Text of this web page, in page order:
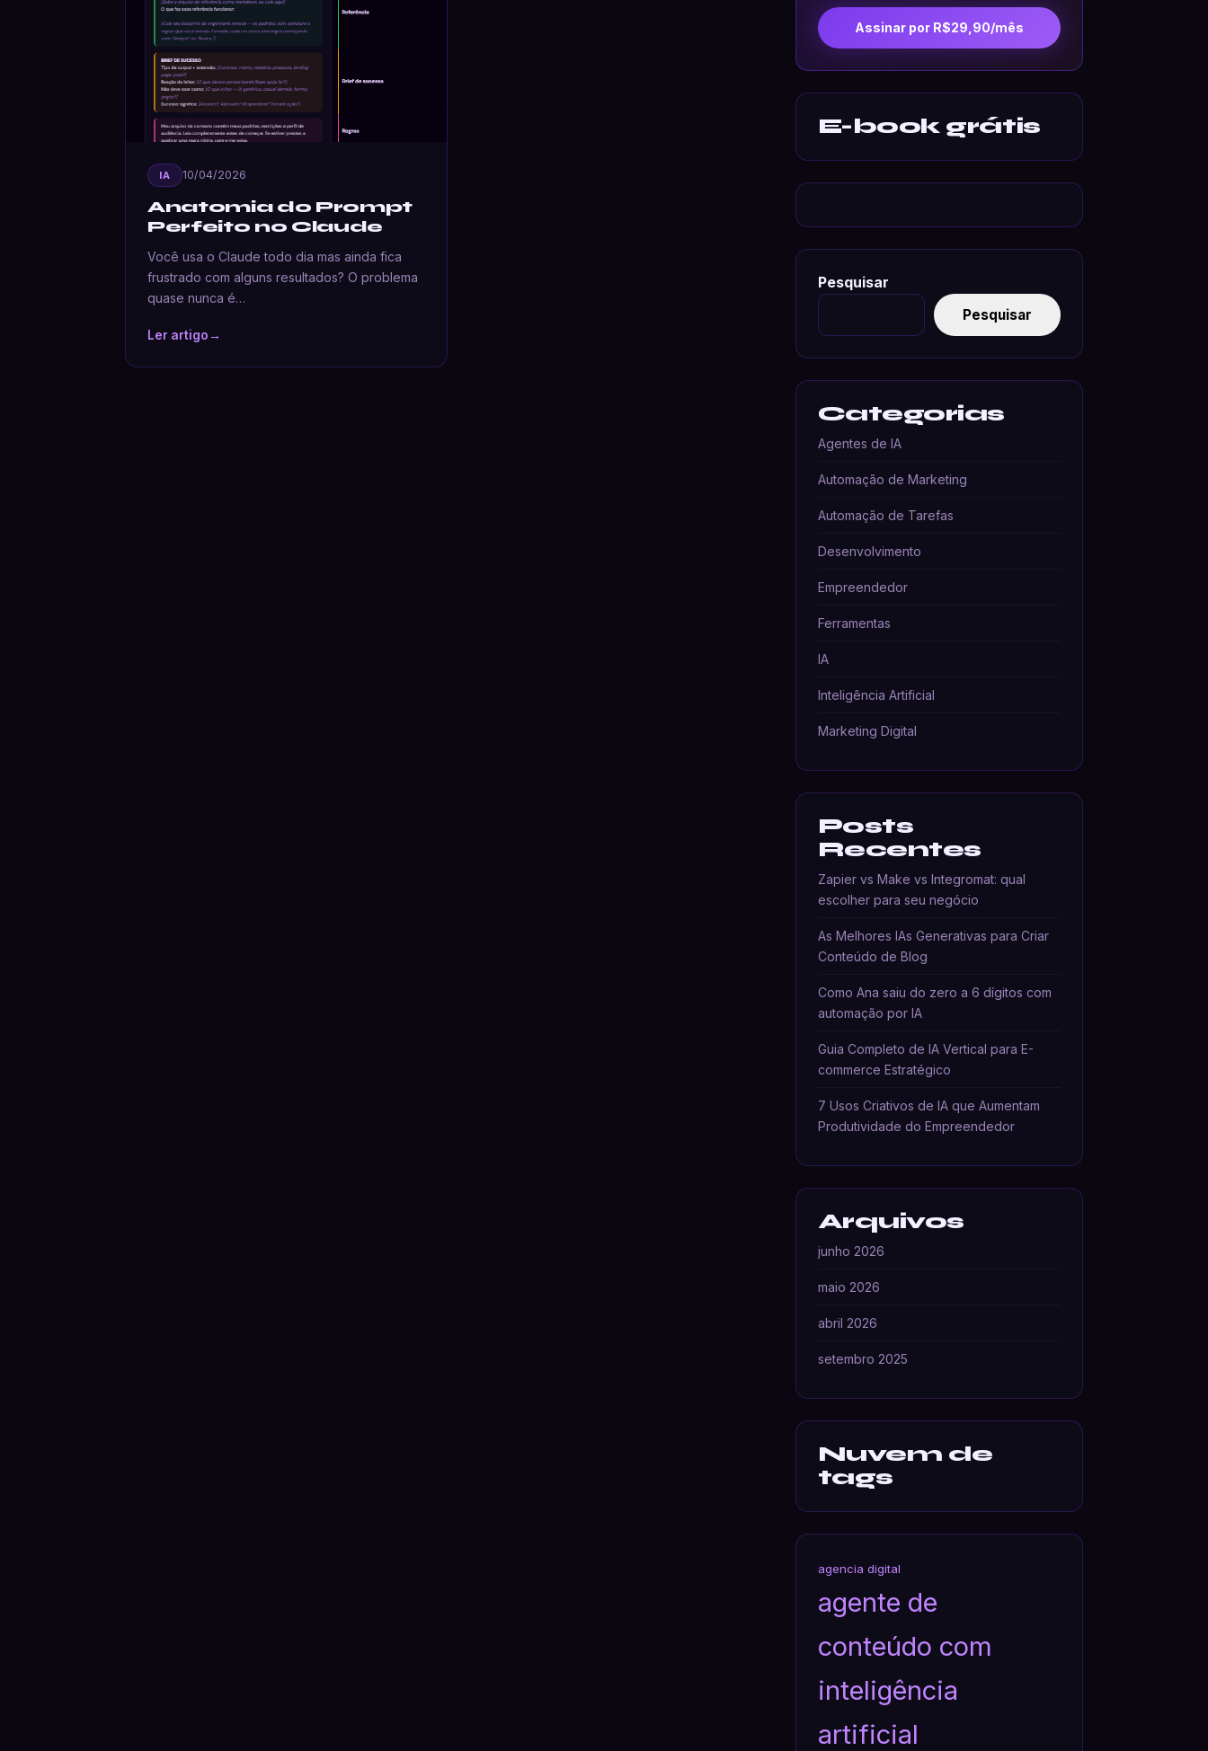
IA 10/04/2026
Anatomia do Prompt
Perfeito no Claude
Você usa o Claude todo dia mas ainda fica
frustrado com alguns resultados? O problema
quase nunca é…
Ler artigo→
Assinar por R$29,90/mês
E-book grátis
Pesquisar
Pesquisar
Categorias
Agentes de IA
Automação de Marketing
Automação de Tarefas
Desenvolvimento
Empreendedor
Ferramentas
IA
Inteligência Artificial
Marketing Digital
Posts
Recentes
Zapier vs Make vs Integromat: qual
escolher para seu negócio
As Melhores IAs Generativas para Criar
Conteúdo de Blog
Como Ana saiu do zero a 6 dígitos com
automação por IA
Guia Completo de IA Vertical para E-
commerce Estratégico
7 Usos Criativos de IA que Aumentam
Produtividade do Empreendedor
Arquivos
junho 2026
maio 2026
abril 2026
setembro 2025
Nuvem de
tags
agencia digital
agente de
conteúdo com
inteligência
artificial